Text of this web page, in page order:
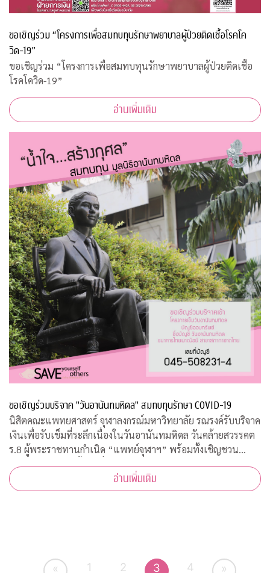
ขอเชิญร่วม “โครงการเพื่อสมทบทุนรักษาพยาบาลผู้ป่วยติดเชื้อโรคโค
วิด-19”
ขอเชิญร่วม “โครงการเพื่อสมทบทุนรักษาพยาบาลผู้ป่วยติดเชื้อ
โรคโควิด-19”
อ่านเพิ่มเติม
ขอเชิญร่วมบริจาค "วันอานันทมหิดล" สมทบทุนรักษา COVID-19
นิสิตคณะแพทยศาสตร์ จุฬาลงกรณ์มหาวิทยาลัย รณรงค์รับบริจาค
เงินเพื่อรับเข็มที่ระลึกเนื่องในวันอานันทมหิดล วันคล้ายสวรรคต
ร.8 ผู้พระราชทานกำเนิด “แพทย์จุฬาฯ” พร้อมทั้งเชิญชวน
ประชาชนสั่งจองเสื้อยืดที่ระลึก รายได้สมทบทุนโครงการป้องกัน
และรักษา COVID-19
อ่านเพิ่มเติม
« 1 2 3 4 »